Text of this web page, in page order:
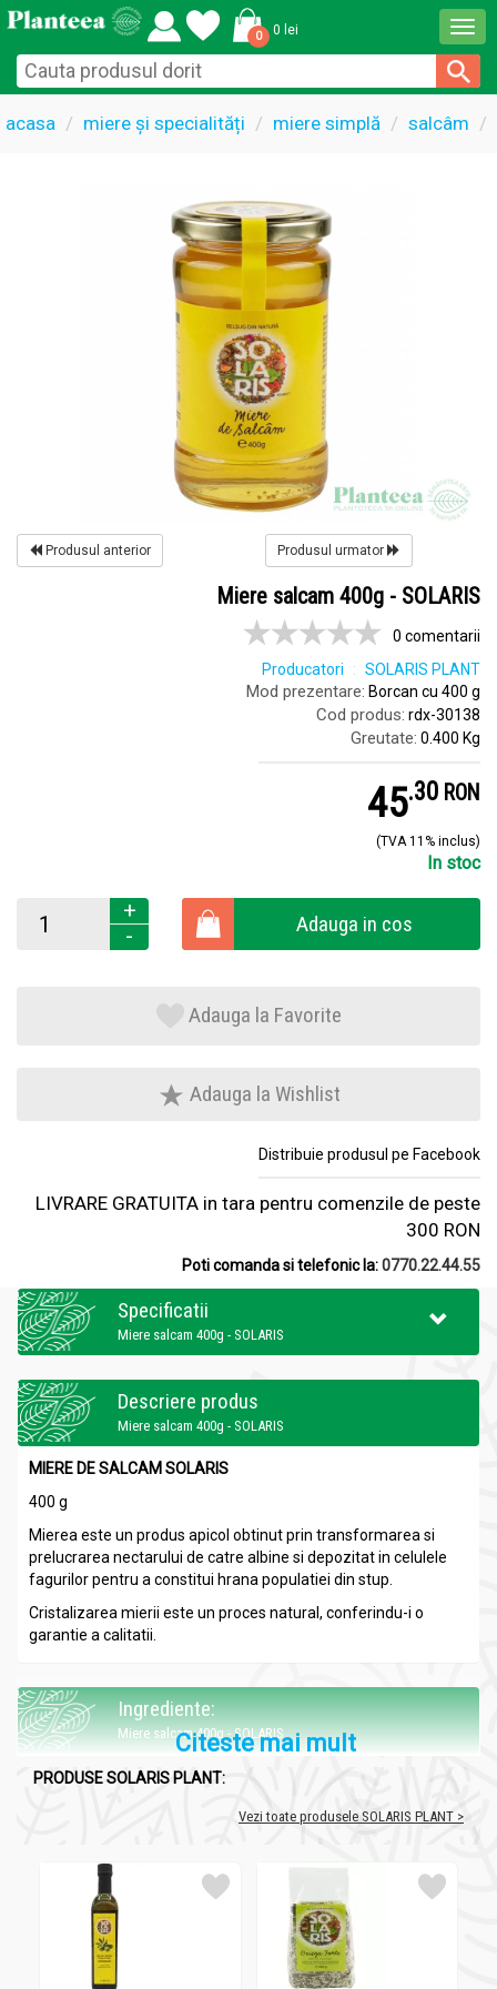
0 0 lei
acasa miere și specialități miere simplă salcâm
Produsul anterior Produsul urmator
Miere salcam 400g - SOLARIS
0 comentarii
Producatori
SOLARIS PLANT
Mod prezentare: Borcan cu 400 g
Cod produs: rdx-30138
Greutate: 0.400 Kg
45.3 RON
(TVA 11% inclus)
In stoc
+
-
Adauga in cos
Adauga la Favorite
Adauga la Wishlist
Distribuie produsul pe Facebook
LIVRARE GRATUITA in tara pentru comenzile de peste
300 RON
Poti comanda si telefonic la:0770.22.44.55
Specificatii
Miere salcam 400g - SOLARIS
Descriere produs
Miere salcam 400g - SOLARIS
MIERE DE SALCAM SOLARIS
400 g
Mierea este un produs apicol obtinut prin transformarea si
prelucrarea nectarului de catre albine si depozitat in celulele
fagurilor pentru a constitui hrana populatiei din stup.
Cristalizarea mierii este un proces natural, conferindu-i o
garantie a calitatii.
Ingrediente:
Miere salcam 400g - SOLARIS
100% miere de salcam.
Miere salcam 400g - SOLARIS
Dovezi ale utilizarii mierii exista inca din antichitate, aceasta
fiind folosita atat alimentar, cat si terapeutic, datorita
bogatelor sale proprietati.
Citeste mai mult
PRODUSE SOLARIS PLANT:
Vezi toate produsele SOLARIS PLANT >